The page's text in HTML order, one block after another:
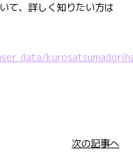
て、詳しく知りたい方は
次の記事へ